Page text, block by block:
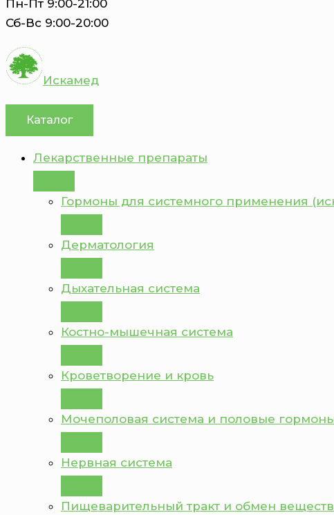
Пн-Пт 9:00-21:00
Сб-Вс 9:00-20:00
Искамед
Каталог
Лекарственные препараты
Гормоны для системного применения
Дерматология
Дыхательная система
Костно-мышечная система
Кроветворение и кровь
Мочеполовая система и половые
Нервная система
Пищеварительный тракт и обмен веществ